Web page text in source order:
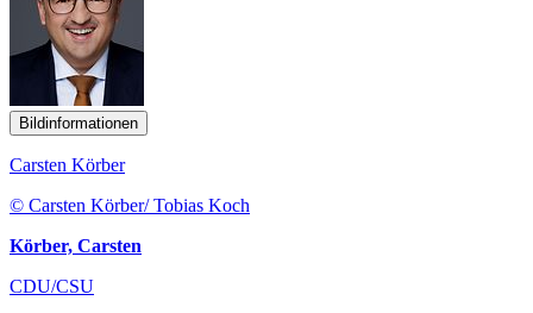
Bildinformationen
Carsten Körber
© Carsten Körber/ Tobias Koch
Körber, Carsten
CDU/CSU